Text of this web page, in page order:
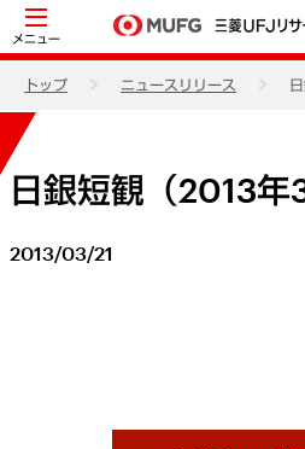
メニュー
トップ ニュースリリース
日銀短観（2013年
2013/03/21